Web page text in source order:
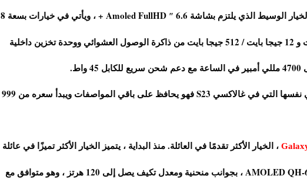
هو الخيار الوسيط الذي يلتزم بشاشة 6.6 ″ Amoled FullHD + ، ويأتي في خيارات بسعة 8
جيجا بايت / 256 جيجا بايت و 12 جيجا بايت / 512 جيجا بايت من ذاكرة الوصول العشوائي ووحدة تخزين داخلية
أما باقي المواصفات فهي نفسها التي في غالاكسي S23 فهو يحافظ على باقي المواصفات ويبدأ سعره من 999
، الخيار الأكثر تقدمًا في العائلة. منذ البداية ، يتميز الخيار الأكثر تميزًا في عائلة
غالاكسي S23 بشاشته 6.8-AMOLED QH ، بجوانب منحنية ومعدل تكيف يصل إلى 120 هرتز ، وهو متوافق مع